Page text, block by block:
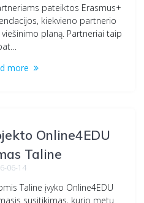
pateiktos Erasmus+
kiekvieno partnerio
planą. Partneriai taip
more
Online4EDU
Taline
06-14
Taline įvyko Online4EDU
susitikimas, kurio metu